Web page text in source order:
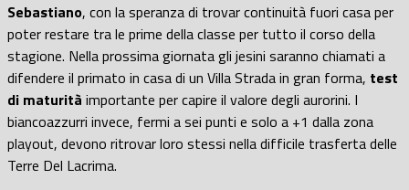
Sebastiano, con la speranza di trovar continuità fuori casa per
poter restare tra le prime della classe per tutto il corso della
stagione. Nella prossima giornata gli jesini saranno chiamati a
difendere il primato in casa di un Villa Strada in gran forma, test
di maturità importante per capire il valore degli aurorini. I
biancoazzurri invece, fermi a sei punti e solo a +1 dalla zona
playout, devono ritrovar loro stessi nella difficile trasferta delle
Terre Del Lacrima.